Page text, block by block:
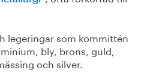
legeringar som kommittén
bly, brons, guld,
och silver.